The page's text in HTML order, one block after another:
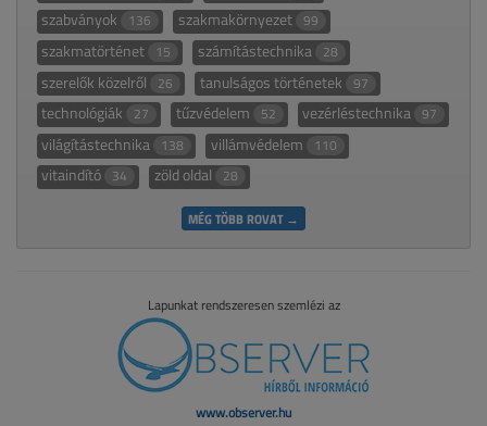
szabványok 136 szakmakörnyezet 99
szakmatörténet 15 számítástechnika 28
szerelők közelről 26 tanulságos történetek 97
technológiák 27 tűzvédelem 52 vezérléstechnika 97
világítástechnika 138 villámvédelem 110
vitaindító 34 zöld oldal 28
MÉG TÖBB ROVAT →
Lapunkat rendszeresen szemlézi az
www.observer.hu